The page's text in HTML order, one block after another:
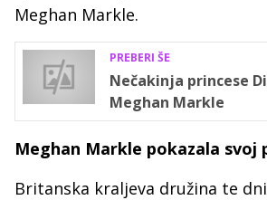
Meghan Markle.
PREBERI ŠE
Nečakinja princese
Meghan Markle
Meghan Markle pokazala svoj
Britanska kraljeva družina te